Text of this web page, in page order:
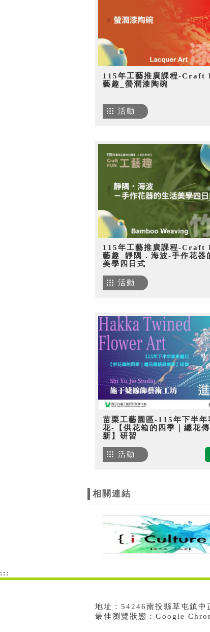
115年工藝推廣課程-Craft
藝趣_螢潤漆陶碗
活動
115年工藝推廣課程-Craft
藝趣_靜隅．海波-手作花器
美學四日式
活動
苗栗工藝園區-115年下半年
花-【供花箱的四季｜纏花傳
新】研習
活動
相關連結
:::
地址：54246南投縣草屯鎮
最佳瀏覽狀態：Google